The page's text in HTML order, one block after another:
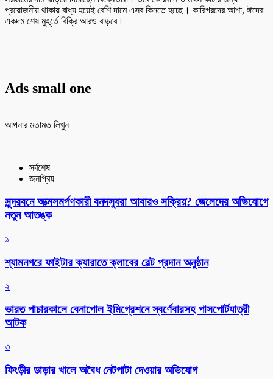
প্রয়োজনীয় থাকায় বাধ্য হয়েই বেশি দামে এসব কিনতে হচ্ছে। কারিগরদের আশা, ঈদের
একদম শেষ মুহূর্তে বিক্রি আরও বাড়বে।
Ads small one
আপনার মতামত লিখুন
সর্বশেষ
জনপ্রিয়
সুন্দরবনে আত্মসমর্পণকারী বনদস্যুরা আবারও সক্রিয়? জেলেদের অভিযোগে
নতুন আতঙ্ক
১
শ্যামনগরে ফাইটার ক্যারাতে ক্লাবের বেল্ট প্রদান অনুষ্ঠান
২
ভারত পাচারকালে বেনাপোল ইমিগ্রেশনে স্বর্ণেবারসহ পাসপোর্টযাত্রী
আটক
৩
ফিংড়ীর ডাড়ার খালে অবৈধ নেটপাটা দেওয়ার অভিযোগ